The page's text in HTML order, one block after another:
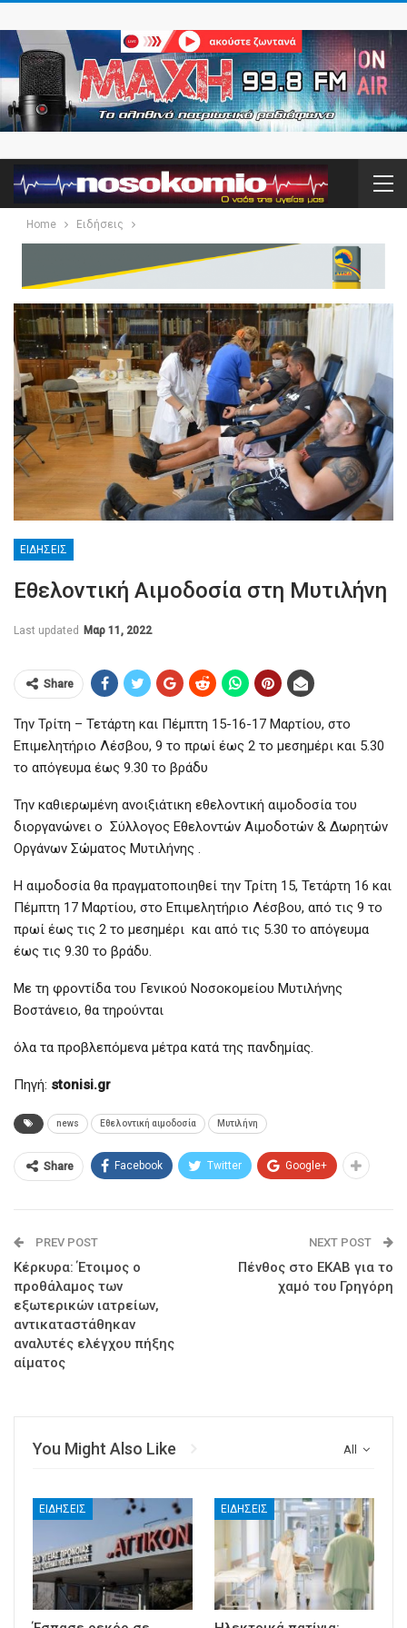
Home Ειδήσεις
ΕΙΔΉΣΕΙΣ
Εθελοντική Αιμοδοσία στη Μυτιλήνη
Last updated Μαρ 11, 2022
Share
Την Τρίτη – Τετάρτη και Πέμπτη 15-16-17 Μαρτίου, στο
Επιμελητήριο Λέσβου, 9 το πρωί έως 2 το μεσημέρι και 5.30
το απόγευμα έως 9.30 το βράδυ
Την καθιερωμένη ανοιξιάτικη εθελοντική αιμοδοσία του
διοργανώνει ο Σύλλογος Εθελοντών Αιμοδοτών & Δωρητών
Οργάνων Σώματος Μυτιλήνης .
Η αιμοδοσία θα πραγματοποιηθεί την Τρίτη 15, Τετάρτη 16 και
Πέμπτη 17 Μαρτίου, στο Επιμελητήριο Λέσβου, από τις 9 το
πρωί έως τις 2 το μεσημέρι και από τις 5.30 το απόγευμα
έως τις 9.30 το βράδυ.
Με τη φροντίδα του Γενικού Νοσοκομείου Μυτιλήνης
Βοστάνειο, θα τηρούνται
όλα τα προβλεπόμενα μέτρα κατά της πανδημίας.
Πηγή: stonisi.gr
news Εθελοντική αιμοδοσία Μυτιλήνη
Share Facebook Twitter Google+
PREV POST
Κέρκυρα: Έτοιμος ο
προθάλαμος των
εξωτερικών ιατρείων,
αντικαταστάθηκαν
αναλυτές ελέγχου πήξης
αίματος
NEXT POST
Πένθος στο ΕΚΑΒ για το
χαμό του Γρηγόρη
All
You Might Also Like
ΕΙΔΉΣΕΙΣ ΕΙΔΉΣΕΙΣ